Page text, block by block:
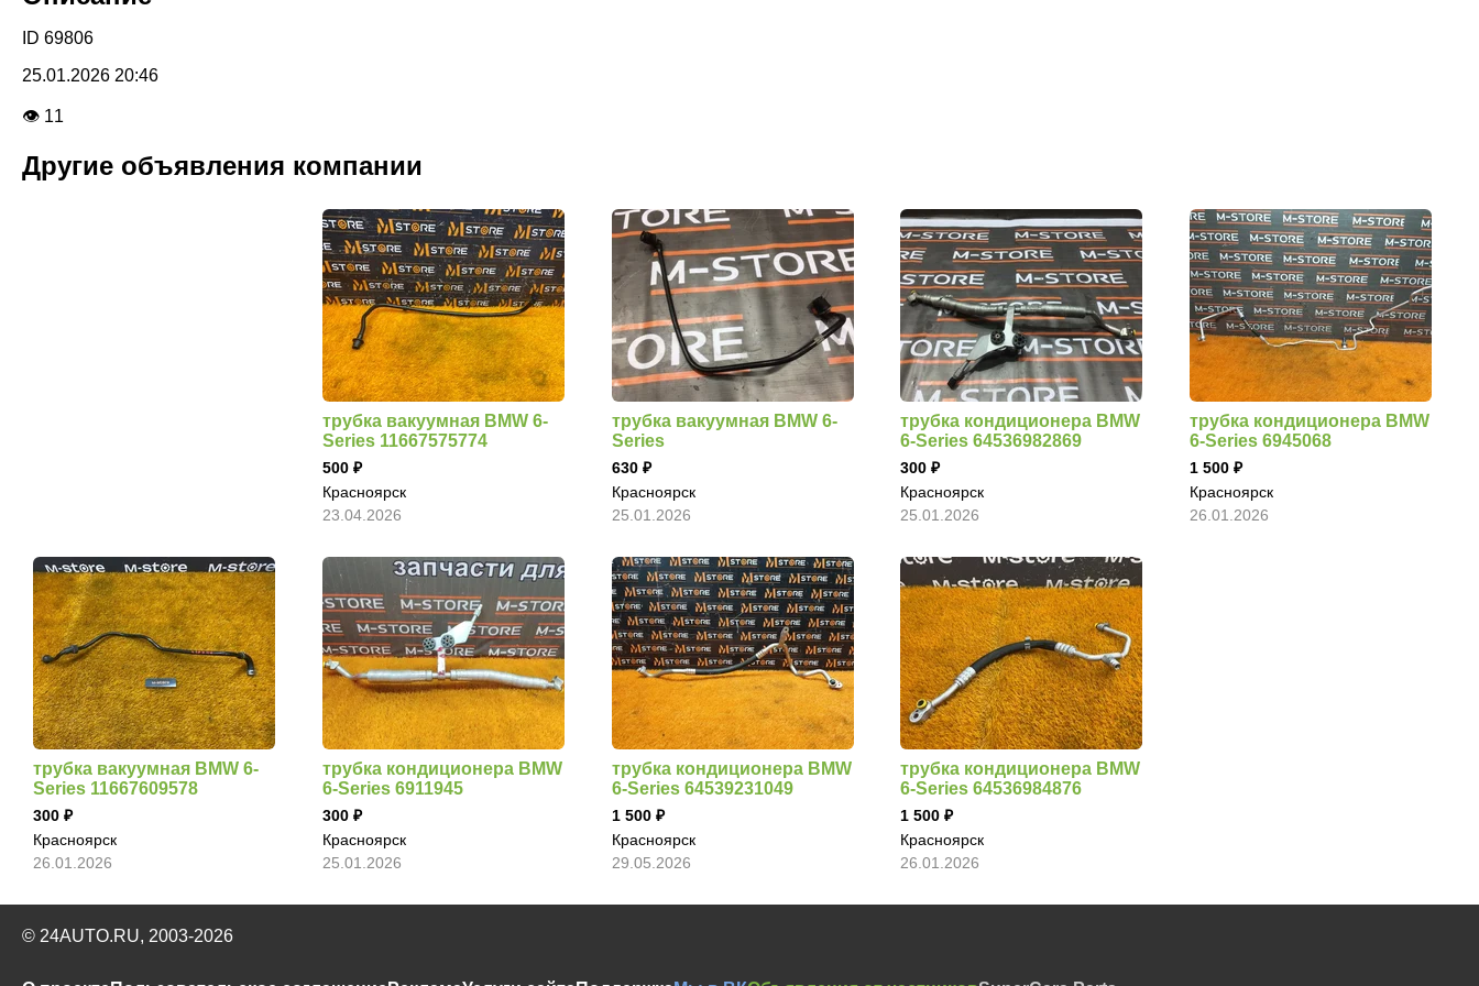
ID 69806
25.01.2026 20:46
👁 11
Другие объявления компании
трубка вакуумная BMW 6-
Series 11667575774
500
Красноярск
23.04.2026
трубка вакуумная BMW 6-
Series
630
Красноярск
25.01.2026
трубка кондиционера BMW
6-Series 64536982869
300
Красноярск
25.01.2026
трубка кондиционера BMW
6-Series 6945068
1 500
Красноярск
26.01.2026
трубка вакуумная BMW 6-
Series 11667609578
300
Красноярск
26.01.2026
трубка кондиционера BMW
6-Series 6911945
300
Красноярск
25.01.2026
трубка кондиционера BMW
6-Series 64539231049
1 500
Красноярск
29.05.2026
трубка кондиционера BMW
6-Series 64536984876
1 500
Красноярск
26.01.2026
© 24AUTO.RU, 2003-2026